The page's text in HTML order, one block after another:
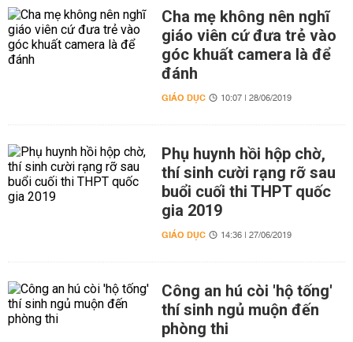
Cha mẹ không nên nghĩ
giáo viên cứ đưa trẻ vào
góc khuất camera là để
đánh
GIÁO DỤC 10:07 | 28/06/2019
Phụ huynh hồi hộp chờ,
thí sinh cười rạng rỡ sau
buổi cuối thi THPT quốc
gia 2019
GIÁO DỤC 14:36 | 27/06/2019
Công an hú còi 'hộ tống'
thí sinh ngủ muộn đến
phòng thi